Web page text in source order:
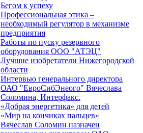
Бегом к успеху
Профессиональная этика –
необходимый регулятор в механизме
предприятия
Работы по пуску резервного
оборудования ООО "АТЭЦ"
Лучшие изобретатели Нижегородской
области
Интервью генерального директора
ОАО "ЕвроСибЭнеого" Вячеслава
Соломина, Интерфакс.
«Добрая энергетика» для детей
«Мир на кончиках пальцев»
Вячеслав Соломин назначен